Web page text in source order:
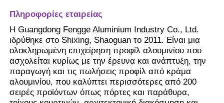
Προϊόντα
Σχετικά με εμάς
Επισκέψεις στο εργοστάσιο
Πλεονεκτήματα
εξασφαλίσει την ικανότητα φόρτισης
θυρών και παραθύρων.
2. Μπορεί να ενισχύσει την
ηχομόνωση και την θερμομόνωση.
3. Η ενσωματωμένη υποδοχή μπορεί
να ταιριάξει με υλικό και ταινίες
στεγανοποίησης, διευκολύνοντας τη
συναρμολόγηση σε ένα πλήρες
σύστημα παραθύρων με φύλλα.
Πληροφορίες εταιρείας
Η Guangdong Fengge Aluminium Industry Co., Ltd.
ιδρύθηκε στο Shixing, Shaoguan το 2011. Είναι μια
ολοκληρωμένη επιχείρηση προφίλ αλουμινίου που
ασχολείται κυρίως με την έρευνα και ανάπτυξη, την
παραγωγή και τις πωλήσεις προφίλ από κράμα
αλουμινίου, που καλύπτει περισσότερες από 200
σειρές προϊόντων όπως πόρτες και παράθυρα,